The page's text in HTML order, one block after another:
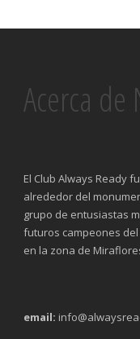
Acerca de
El Club Always Ready
alrededor del
grupo de entusiastas
futuros campeones
en la zona de
email: